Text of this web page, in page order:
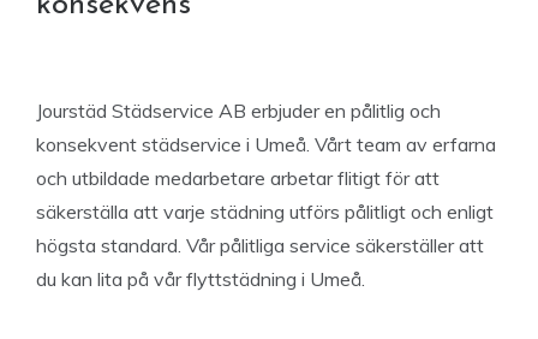
Jourstäd Städservice AB erbjuder en pålitlig och
konsekvent städservice i Umeå. Vårt team av erfarna
och utbildade medarbetare arbetar flitigt för att
säkerställa att varje städning utförs pålitligt och enligt
högsta standard. Vår pålitliga service säkerställer att
du kan lita på vår flyttstädning i Umeå.